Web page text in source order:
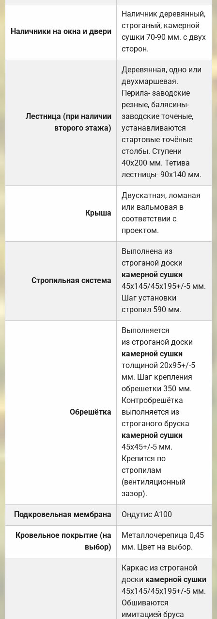
Наличники на окна и двери
Наличник деревянный,
строганый, камерной
сушки 70-90 мм. с двух
сторон.
Лестница (при наличии
второго этажа)
Деревянная, одно или
двухмаршевая.
Перила- заводские
резные, балясины-
заводские точеные,
устанавливаются
стартовые точёные
столбы. Ступени
40х200 мм. Тетива
лестницы- 90х140 мм.
Крыша
Двускатная, ломаная
или вальмовая в
соответствии с
проектом.
Стропильная система
Выполнена из
строганой доски
камерной сушки
45х145/45х195+/-5 мм.
Шаг установки
стропил 590 мм.
Обрешётка
Выполняется
из строганой доски
камерной сушки
толщиной 20х95+/-5
мм. Шаг крепления
обрешетки 350 мм.
Контробрешётка
выполняется из
строганого бруска
камерной сушки
45х45+/-5 мм.
Крепится по
стропилам
(вентиляционный
зазор).
Подкровельная мембрана Ондутис А100
Кровельное покрытие (на
выбор)
Металлочерепица 0,45
мм. Цвет на выбор.
Каркас из строганой
доски камерной сушки
45х145/45х195+/-5 мм.
Обшиваются
имитацией бруса